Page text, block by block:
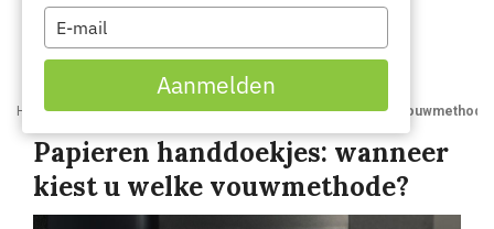
Home Blog Papieren handdoekjes wanneer kiest u welke vouwmethode
Papieren handdoekjes: wanneer
kiest u welke vouwmethode?
name
Type
your
email
Aanmelden